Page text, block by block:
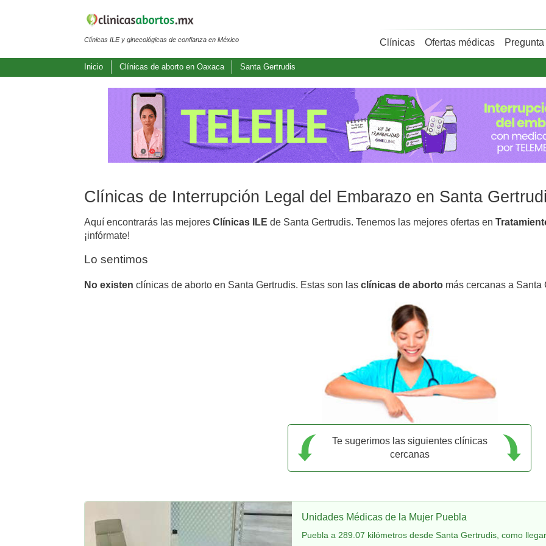
Clínicas ILE y ginecológicas de confianza en México Clínicas Ofertas médicas
Inicio Clínicas de aborto en Oaxaca Santa Gertrudis
Clínicas de Interrupción Legal del Embarazo en Santa
Aquí encontrarás las mejores Clínicas ILE de Santa Gertrudis. Tenemos las mejores ofertas en
¡infórmate!
Lo sentimos
No existen clínicas de aborto en Santa Gertrudis. Estas son las clínicas de aborto más cercanas a Santa
Te sugerimos las siguientes clínicas
cercanas
Unidades Médicas de la Mujer Puebla
Puebla a 289.07 kilómetros desde Santa Gertrudis, como llegar